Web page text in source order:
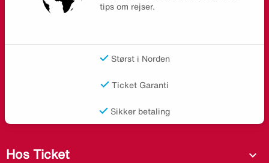
tips om rejser.
Størst i Norden
Ticket Garanti
Sikker betaling
Hos Ticket expand_more